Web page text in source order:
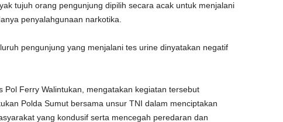
tujuh orang pengunjung dipilih secara acak untuk menjalani
penyalahgunaan narkotika.
pengunjung yang menjalani tes urine dinyatakan negatif
Pol Ferry Walintukan, mengatakan kegiatan tersebut
Polda Sumut bersama unsur TNI dalam menciptakan
yang kondusif serta mencegah peredaran dan